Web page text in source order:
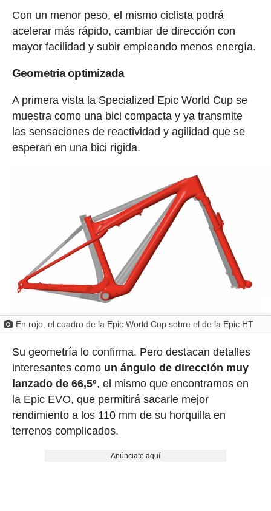
Con un menor peso, el mismo ciclista podrá
acelerar más rápido, cambiar de dirección con
mayor facilidad y subir empleando menos energía.
Geometría optimizada
A primera vista la Specialized Epic World Cup se
muestra como una bici compacta y ya transmite
las sensaciones de reactividad y agilidad que se
esperan en una bici rígida.
En rojo, el cuadro de la Epic World Cup sobre el de la Epic HT
Su geometría lo confirma. Pero destacan detalles
interesantes como un ángulo de dirección muy
lanzado de 66,5º, el mismo que encontramos en
la Epic EVO, que permitirá sacarle mejor
rendimiento a los 110 mm de su horquilla en
terrenos complicados.
Anúnciate aquí